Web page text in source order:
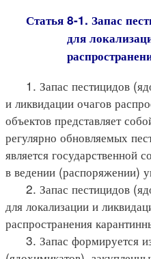
Статья 8-1. Запас
для локализации и
распространения
1. Запас пестицидов
и ликвидации очагов
объектов представляет
регулярно обновляемых
является государственной
в ведении (распоряжении)
2. Запас пестицидов
для локализации и
распространения
3. Запас формируется